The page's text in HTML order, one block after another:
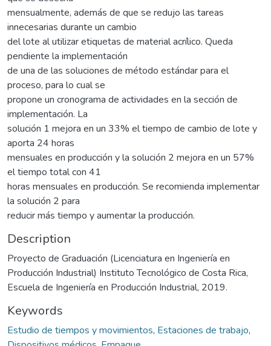
mensualmente, además de que se redujo las tareas
innecesarias durante un cambio
del lote al utilizar etiquetas de material acrílico. Queda
pendiente la implementación
de una de las soluciones de método estándar para el
proceso, para lo cual se
propone un cronograma de actividades en la sección de
implementación. La
solución 1 mejora en un 33% el tiempo de cambio de lote y
aporta 24 horas
mensuales en producción y la solución 2 mejora en un 57%
el tiempo total con 41
horas mensuales en producción. Se recomienda implementar
la solución 2 para
reducir más tiempo y aumentar la producción.
Description
Proyecto de Graduación (Licenciatura en Ingeniería en
Producción Industrial) Instituto Tecnológico de Costa Rica,
Escuela de Ingeniería en Producción Industrial, 2019.
Keywords
Estudio de tiempos y movimientos, Estaciones de trabajo,